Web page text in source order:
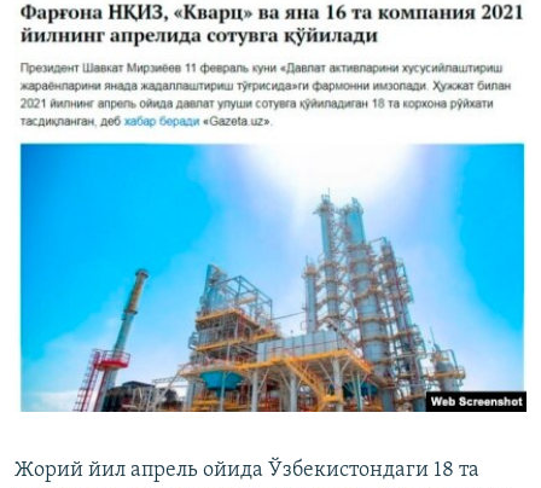
Жорий йил апрель ойида Ўзбекистондаги 18 та